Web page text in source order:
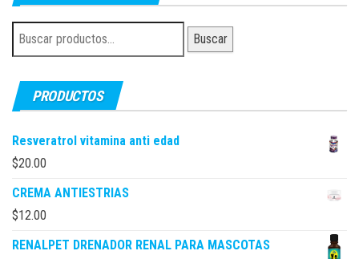
Buscar
por:
Buscar
PRODUCTOS
Resveratrol vitamina anti edad
$20.00
CREMA ANTIESTRIAS
$12.00
RENALPET DRENADOR RENAL PARA MASCOTAS